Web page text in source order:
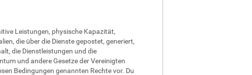
Leistungen, physische Kapazität,
die über die Dienste gepostet, generiert,
die Dienstleistungen und die
und andere Gesetze der Vereinigten
Bedingungen genannten Rechte vor. Du